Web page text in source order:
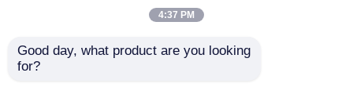
4:37 PM
Good day, what product are you looking
for?